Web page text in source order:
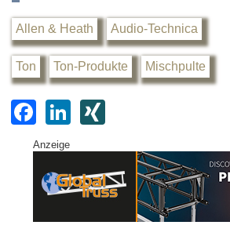
Allen & Heath Audio-Technica
Ton Ton-Produkte Mischpulte
F
a
c
e
Li
k
e
G
Anzeige